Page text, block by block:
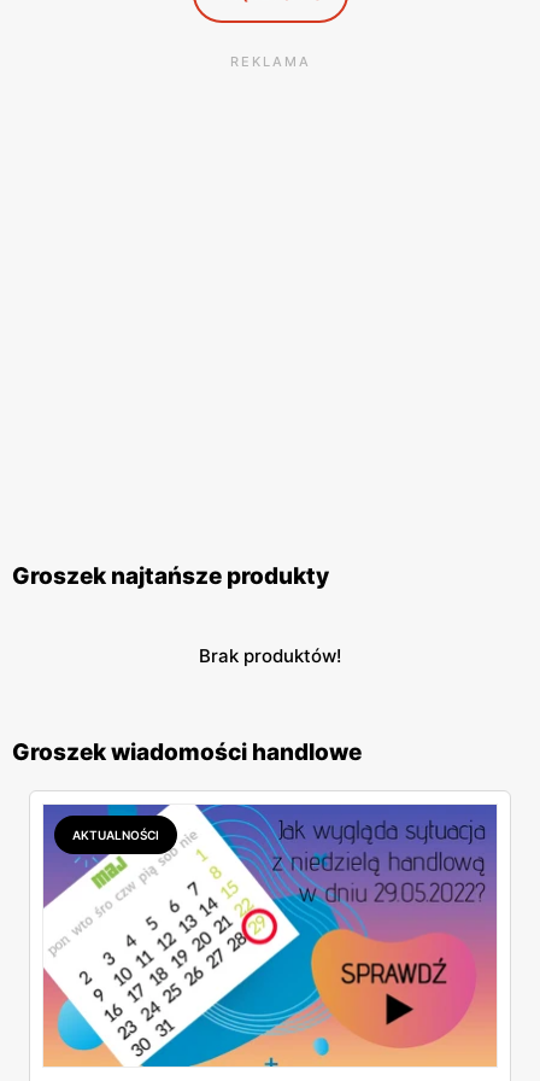
REKLAMA
Groszek najtańsze produkty
Brak produktów!
Groszek wiadomości handlowe
AKTUALNOŚCI